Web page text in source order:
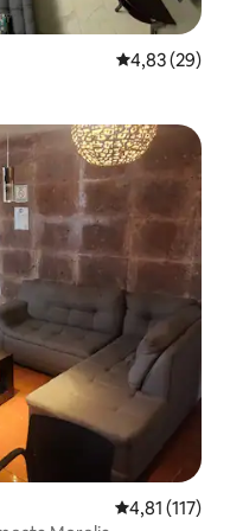
Priemerné
4,83 (29)
Priemerné
4,81 (117)